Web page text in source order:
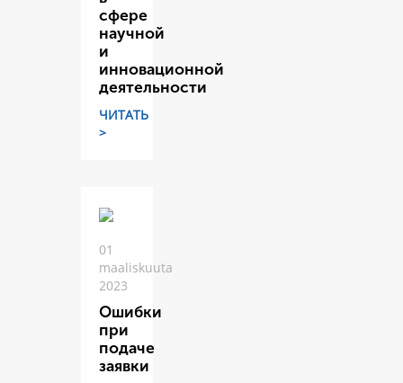
сфере
научной
и
инновационной
деятельности
ЧИТАТЬ
>
01
maaliskuuta
2023
Ошибки
при
подаче
заявки